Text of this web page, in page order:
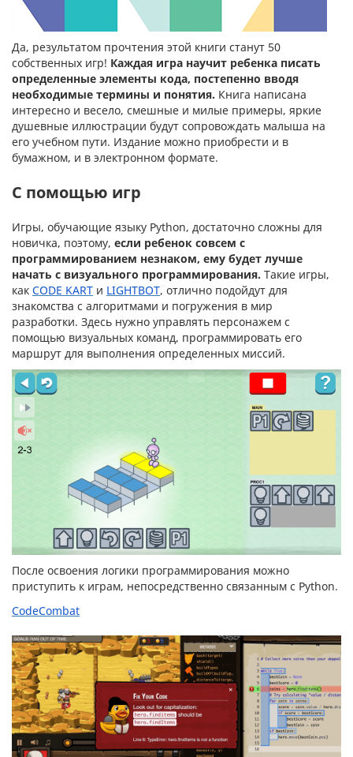
Да, результатом прочтения этой книги станут 50
собственных игр! Каждая игра научит ребенка писать
определенные элементы кода, постепенно вводя
необходимые термины и понятия. Книга написана
интересно и весело, смешные и милые примеры, яркие
душевные иллюстрации будут сопровождать малыша на
его учебном пути. Издание можно приобрести и в
бумажном, и в электронном формате.
С помощью игр
Игры, обучающие языку Python, достаточно сложны для
новичка, поэтому, если ребенок совсем с
программированием незнаком, ему будет лучше
начать с визуального программирования. Такие игры,
как CODE KART и LIGHTBOT, отлично подойдут для
знакомства с алгоритмами и погружения в мир
разработки. Здесь нужно управлять персонажем с
помощью визуальных команд, программировать его
маршрут для выполнения определенных миссий.
После освоения логики программирования можно
приступить к играм, непосредственно связанным с Python.
CodeCombat